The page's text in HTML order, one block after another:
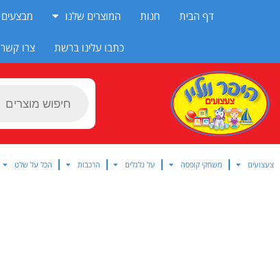
דף הבית חנות המוצרים שלנו מבצעים
כתבו עלינו ברשת צרו קשר
Products
צעצועים משחקי קופסה על גלגלים הרכבות הכל על שלט